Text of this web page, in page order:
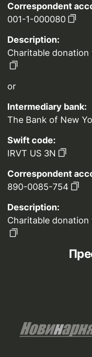
Correspondent
001-1-000080
Description:
Charitable donation
or
Intermediary bank:
The Bank of New
Swift code:
IRVT US 3N
Correspondent
890-0085-754
Description:
Charitable donation